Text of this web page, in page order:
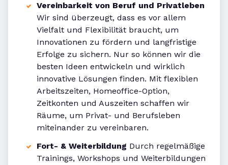
Vereinbarkeit von Beruf und Privatleben
Wir sind überzeugt, dass es vor allem
Vielfalt und Flexibilität braucht, um
Innovationen zu fördern und langfristige
Erfolge zu sichern. Nur so können wir die
besten Ideen entwickeln und wirklich
innovative Lösungen finden. Mit flexiblen
Arbeitszeiten, Homeoffice-Option,
Zeitkonten und Auszeiten schaffen wir
Räume, um Privat- und Berufsleben
miteinander zu vereinbaren.
Fort- & Weiterbildung Durch regelmäßige
Trainings, Workshops und Weiterbildungen